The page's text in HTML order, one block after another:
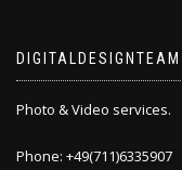
DIGITALDESIGNTEAM
Photo & Video services.
Phone: +49(711)6335907